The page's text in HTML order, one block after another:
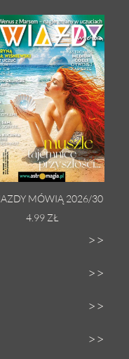
MÓWIĄ 2026/30
4.99 ZŁ